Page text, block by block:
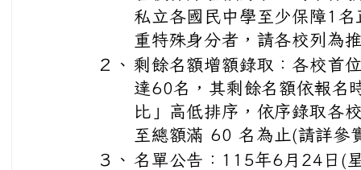
私立各國民中學至少保障1
重特殊身分者，請各校列為
２、 剩餘名額增額錄取：各校首
達60名，其剩餘名額依報名
比」高低排序，依序錄取各
至總額滿 60 名為止(請詳參
３、 名單公告：115年6月24日(